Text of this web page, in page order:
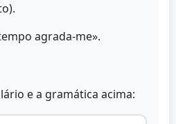
agrada-me».
e a gramática acima: